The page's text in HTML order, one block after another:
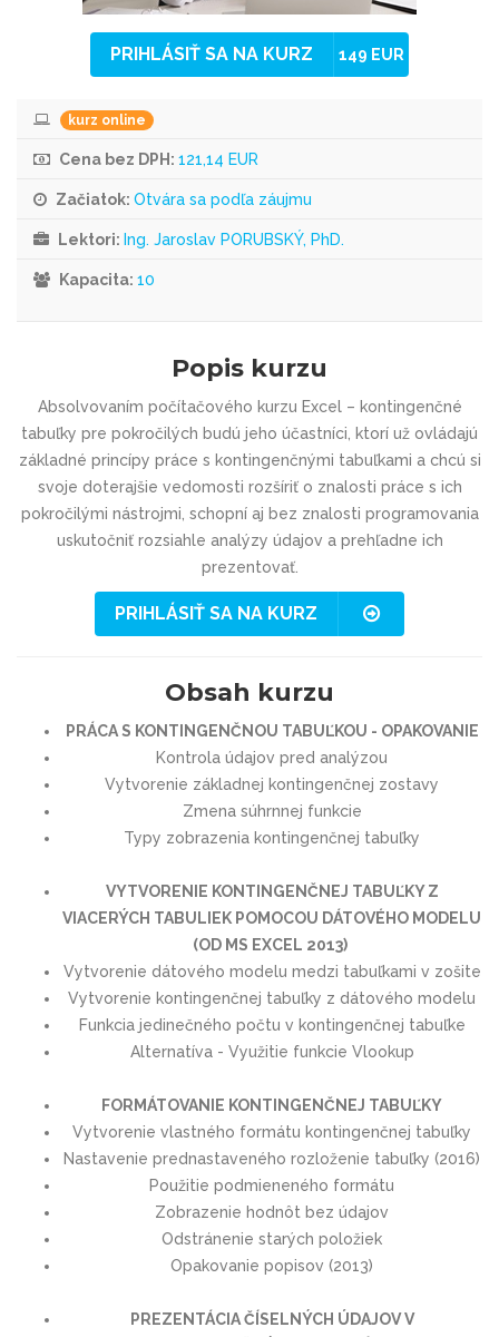
PRIHLÁSIŤ SA NA KURZ 149 EUR
kurz online
Cena bez DPH: 121,14 EUR
Začiatok: Otvára sa podľa záujmu
Lektori: Ing. Jaroslav PORUBSKÝ, PhD.
Kapacita: 10
Popis kurzu
Absolvovaním počítačového kurzu Excel – kontingenčné
tabuľky pre pokročilých budú jeho účastníci, ktorí už ovládajú
základné princípy práce s kontingenčnými tabuľkami a chcú si
svoje doterajšie vedomosti rozšíriť o znalosti práce s ich
pokročilými nástrojmi, schopní aj bez znalosti programovania
uskutočniť rozsiahle analýzy údajov a prehľadne ich
prezentovať.
PRIHLÁSIŤ SA NA KURZ
Obsah kurzu
PRÁCA S KONTINGENČNOU TABUĽKOU - OPAKOVANIE
Kontrola údajov pred analýzou
Vytvorenie základnej kontingenčnej zostavy
Zmena súhrnnej funkcie
Typy zobrazenia kontingenčnej tabuľky
VYTVORENIE KONTINGENČNEJ TABUĽKY Z
VIACERÝCH TABULIEK POMOCOU DÁTOVÉHO MODELU
(OD MS EXCEL 2013)
Vytvorenie dátového modelu medzi tabuľkami v zošite
Vytvorenie kontingenčnej tabuľky z dátového modelu
Funkcia jedinečného počtu v kontingenčnej tabuľke
Alternatíva - Využitie funkcie Vlookup
FORMÁTOVANIE KONTINGENČNEJ TABUĽKY
Vytvorenie vlastného formátu kontingenčnej tabuľky
Nastavenie prednastaveného rozloženie tabuľky (2016)
Použitie podmieneného formátu
Zobrazenie hodnôt bez údajov
Odstránenie starých položiek
Opakovanie popisov (2013)
PREZENTÁCIA ČÍSELNÝCH ÚDAJOV V